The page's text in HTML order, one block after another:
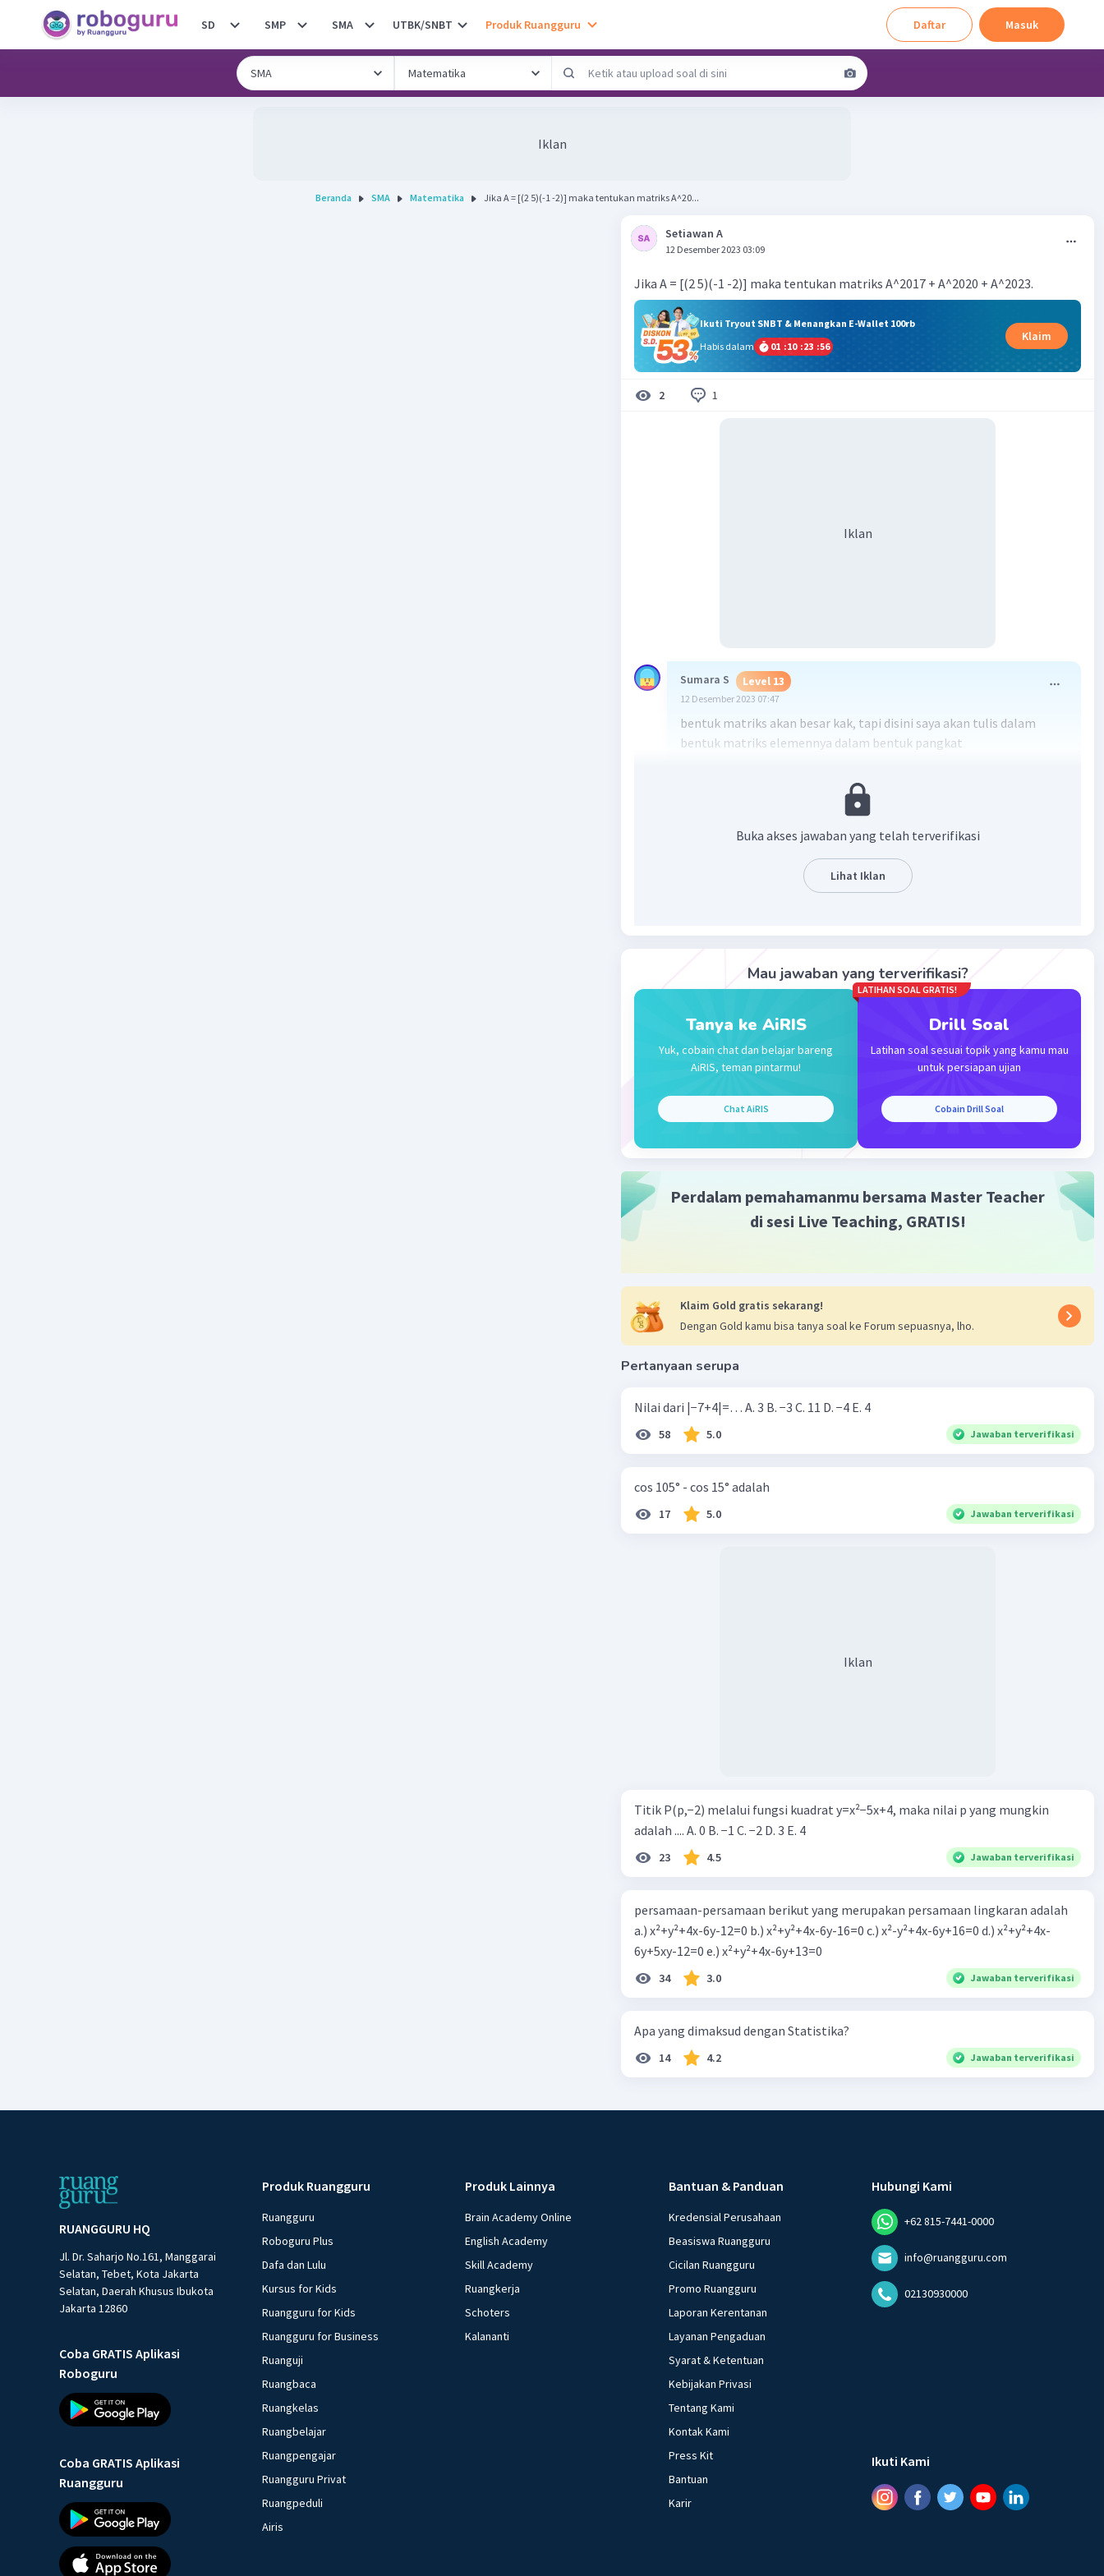
SD SMP SMA UTBK/SNBT Produk Ruangguru Daftar Masuk
Iklan
Beranda SMA Matematika Jika A = [(2 5)(-1 -2)] maka tentukan matriks A^20...
Setiawan A
12 Desember 2023 03:09
Jika A = [(2 5)(-1 -2)] maka tentukan matriks A^2017 + A^2020 + A^2023.
Ikuti Tryout SNBT & Menangkan E-Wallet 100rb
Habis dalam
01 :10 :23 :55
Klaim
2 1
Iklan
Sumara S Level 13
12 Desember 2023 07:47
bentuk matriks akan besar kak, tapi disini saya akan tulis dalam
bentuk matriks elemennya dalam bentuk pangkat
matriks A^2017 + A^2020 + A^2023A
[{(2^2017)(2^3 + 2^6) (5^2017)(5^3 +5^6)}]
[{(-1^2017)(-1^3 + -1^6) (-2^2017)(-2^3 + -2^6)}
Buka akses jawaban yang telah terverifikasi
Lihat Iklan
Mau jawaban yang terverifikasi?
Tanya ke AiRIS
Yuk, cobain chat dan belajar bareng
AiRIS, teman pintarmu!
Chat AiRIS
LATIHAN SOAL GRATIS!
Drill Soal
Latihan soal sesuai topik yang kamu mau
untuk persiapan ujian
Cobain Drill Soal
Perdalam pemahamanmu bersama Master Teacher
di sesi Live Teaching, GRATIS!
Klaim Gold gratis sekarang!
Dengan Gold kamu bisa tanya soal ke Forum sepuasnya, lho.
Pertanyaan serupa
Nilai dari |−7+4|=… A. 3 B. −3 C. 11 D. −4 E. 4
58 5.0 Jawaban terverifikasi
cos 105° - cos 15° adalah
17 5.0 Jawaban terverifikasi
Iklan
Titik P(p,−2) melalui fungsi kuadrat y=x²−5x+4, maka nilai p yang mungkin
adalah .... A. 0 B. −1 C. −2 D. 3 E. 4
23 4.5 Jawaban terverifikasi
persamaan-persamaan berikut yang merupakan persamaan lingkaran adalah
a.) x²+y²+4x-6y-12=0 b.) x²+y²+4x-6y-16=0 c.) x²-y²+4x-6y+16=0 d.) x²+y²+4x-
6y+5xy-12=0 e.) x²+y²+4x-6y+13=0
34 3.0 Jawaban terverifikasi
Apa yang dimaksud dengan Statistika?
14 4.2 Jawaban terverifikasi
RUANGGURU HQ
Jl. Dr. Saharjo No.161, Manggarai
Selatan, Tebet, Kota Jakarta
Selatan, Daerah Khusus Ibukota
Jakarta 12860
Coba GRATIS Aplikasi
Roboguru
Coba GRATIS Aplikasi
Ruangguru
Produk Ruangguru
Ruangguru
Roboguru Plus
Dafa dan Lulu
Kursus for Kids
Ruangguru for Kids
Ruangguru for Business
Ruanguji
Ruangbaca
Ruangkelas
Ruangbelajar
Ruangpengajar
Ruangguru Privat
Ruangpeduli
Airis
Produk Lainnya
Brain Academy Online
English Academy
Skill Academy
Ruangkerja
Schoters
Kalananti
Bantuan & Panduan
Kredensial Perusahaan
Beasiswa Ruangguru
Cicilan Ruangguru
Promo Ruangguru
Laporan Kerentanan
Layanan Pengaduan
Syarat & Ketentuan
Kebijakan Privasi
Tentang Kami
Kontak Kami
Press Kit
Bantuan
Karir
Hubungi Kami
+62 815-7441-0000
info@ruangguru.com
02130930000
Ikuti Kami